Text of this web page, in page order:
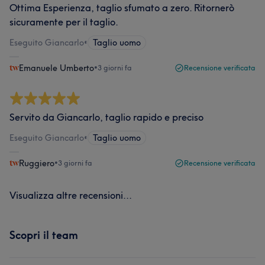
Ottima Esperienza, taglio sfumato a zero. Ritornerò
sicuramente per il taglio.
Eseguito Giancarlo• Taglio uomo
Emanuele Umberto•3 giorni fa Recensione verificata
Servito da Giancarlo, taglio rapido e preciso
Eseguito Giancarlo• Taglio uomo
Ruggiero•3 giorni fa Recensione verificata
Visualizza altre recensioni...
Scopri il team